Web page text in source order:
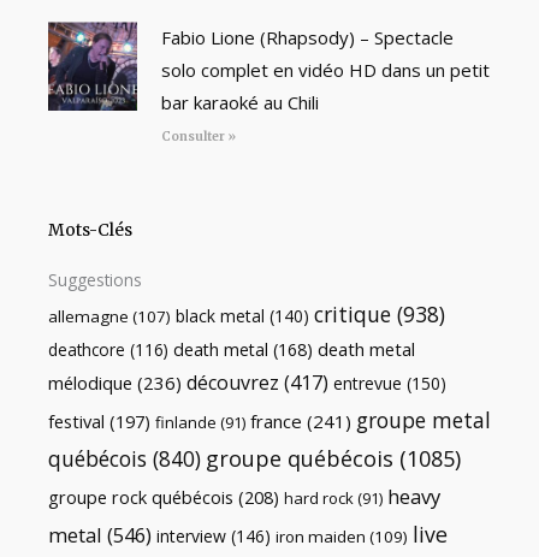
Fabio Lione (Rhapsody) – Spectacle
solo complet en vidéo HD dans un petit
bar karaoké au Chili
Consulter »
Mots-Clés
Suggestions
allemagne (107) black metal (140) critique (938)
deathcore (116) death metal (168) death metal
mélodique (236) découvrez (417) entrevue (150)
festival (197) finlande (91) france (241) groupe metal
québécois (840) groupe québécois (1085)
groupe rock québécois (208) hard rock(91) heavy
metal (546) interview (146) iron maiden (109) live